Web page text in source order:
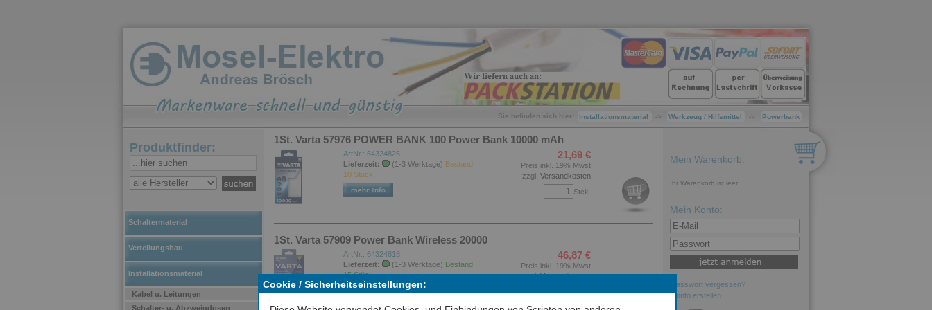
Cookie / Sicherheitseinstellungen:
Sie befinden sich hier: Installationsmaterial -> Werkzeug / Hilfsmittel -> Powerbank
Produktfinder:
Schaltermaterial
Verteilungsbau
Installationsmaterial
Kabel u. Leitungen
Schalter- u. Abzweigdosen
1St. Varta 57976 POWER BANK 100 Power Bank 10000 mAh
ArtNr.: 64324826
Lieferzeit:
(1-3 Werktage) Bestand
10 Stück.
21,69 €
Preis inkl. 19% Mwst
zzgl. Versandkosten
Stck.
1St. Varta 57909 Power Bank Wireless 20000
ArtNr.: 64324818
Lieferzeit:
(1-3 Werktage) Bestand
15 Stück.
46,87 €
Preis inkl. 19% Mwst
zzgl.Versandkosten
Stck.
Mein Warenkorb:
Ihr Warenkorb ist leer
Mein Konto:
Passwort vergessen?
Konto erstellen